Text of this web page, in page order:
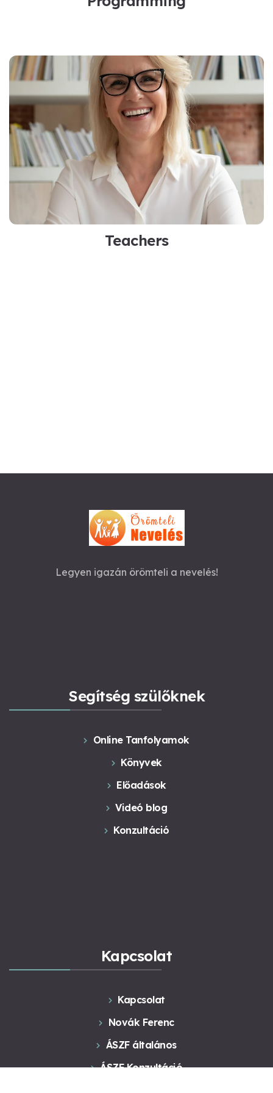
Teachers
Legyen igazán örömteli a nevelés!
Segítség szülőknek
Online Tanfolyamok
Könyvek
Előadások
Videó blog
Konzultáció
Kapcsolat
Kapcsolat
Novák Ferenc
ÁSZF általános
ÁSZF Konzultáció